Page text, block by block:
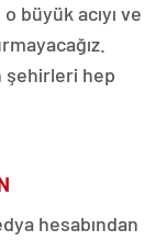
büyük acıyı ve
şehirleri hep
hesabından